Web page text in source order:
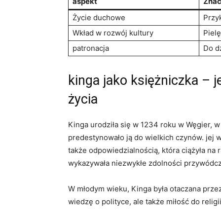
Życie duchowe
Wkład w rozwój ‌kultury
patronacja
Do
kinga jako⁢ księżniczka⁤ –
życia
Kinga urodziła się w 1234 ⁢roku w Węgier,
predestynowało ją do ⁢wielkich ⁣czynów. jej
także odpowiedzialnością, która ciążyła
wykazywała niezwykłe zdolności
W młodym wieku, ​Kinga była otaczana
wiedzę ‍o polityce, ale także⁢ miłość ​do​